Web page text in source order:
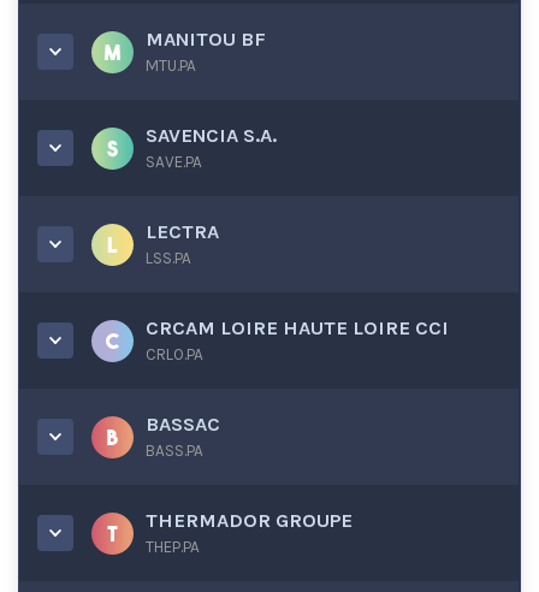
MANITOU BF
MTU.PA
SAVENCIA S.A.
SAVE.PA
LECTRA
LSS.PA
CRCAM LOIRE HAUTE LOIRE CCI
CRLO.PA
BASSAC
BASS.PA
THERMADOR GROUPE
THEP.PA